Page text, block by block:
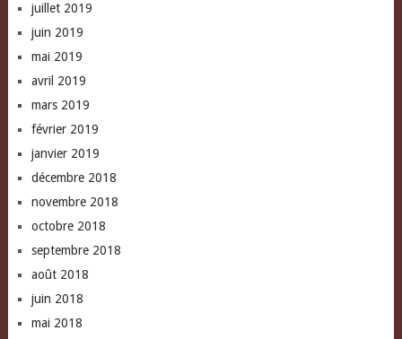
juillet 2019
juin 2019
mai 2019
avril 2019
mars 2019
février 2019
janvier 2019
décembre 2018
novembre 2018
octobre 2018
septembre 2018
août 2018
juin 2018
mai 2018